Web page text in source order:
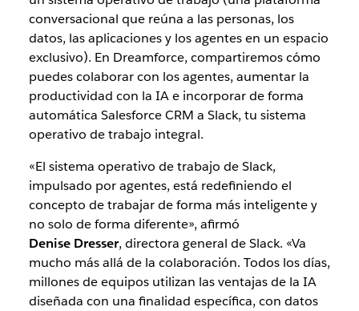
conversacional que reúna a las personas, los
datos, las aplicaciones y los agentes en un espacio
exclusivo). En Dreamforce, compartiremos cómo
puedes colaborar con los agentes, aumentar la
productividad con la IA e incorporar de forma
automática Salesforce CRM a Slack, tu sistema
operativo de trabajo integral.
«El sistema operativo de trabajo de Slack,
impulsado por agentes, está redefiniendo el
concepto de trabajar de forma más inteligente y
no solo de forma diferente», afirmó
Denise Dresser, directora general de Slack. «Va
mucho más allá de la colaboración. Todos los días,
millones de equipos utilizan las ventajas de la IA
diseñada con una finalidad específica, con datos